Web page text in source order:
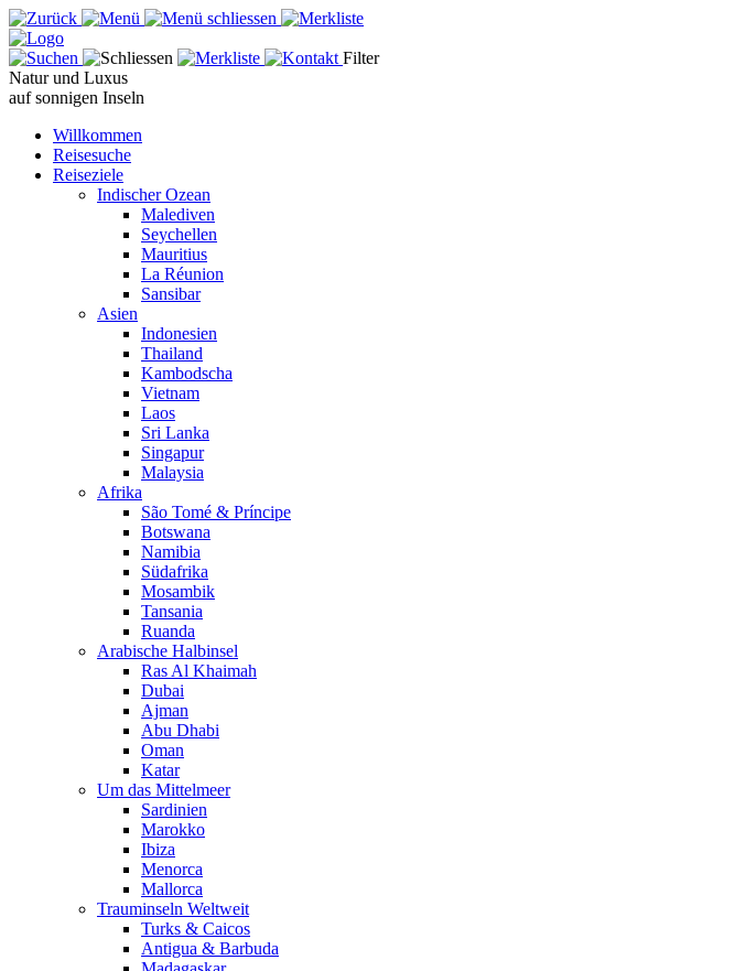
Filter
Natur und Luxus
auf sonnigen Inseln
Willkommen
Reisesuche
Reiseziele
Indischer Ozean
Malediven
Seychellen
Mauritius
La Réunion
Sansibar
Asien
Indonesien
Thailand
Kambodscha
Vietnam
Laos
Sri Lanka
Singapur
Malaysia
Afrika
São Tomé & Príncipe
Botswana
Namibia
Südafrika
Mosambik
Tansania
Ruanda
Arabische Halbinsel
Ras Al Khaimah
Dubai
Ajman
Abu Dhabi
Oman
Katar
Um das Mittelmeer
Sardinien
Marokko
Ibiza
Menorca
Mallorca
Trauminseln Weltweit
Turks & Caicos
Antigua & Barbuda